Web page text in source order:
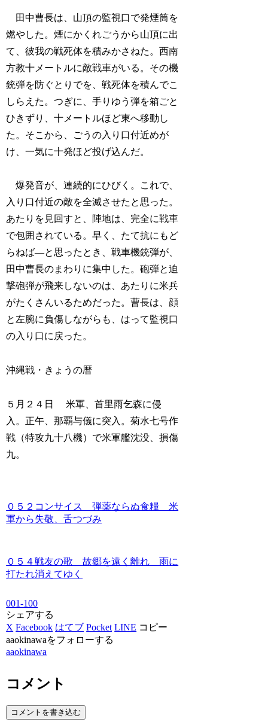
田中曹長は、山頂の監視口で発煙筒を
燃やした。煙にかくれごうから山頂に出
て、彼我の戦死体を積みかさねた。西南
方教十メートルに敵戦車がいる。その機
銃弾を防ぐとりでを、戦死体を積んでこ
しらえた。つぎに、手りゆう弾を箱ごと
ひきずり、十メートルほど東へ移動し
た。そこから、ごうの入り口付近めが
け、一気に十発ほど投げ込んだ。
爆発音が、連続的にひびく。これで、
入り口付近の敵を全滅させたと思った。
あたりを見回すと、陣地は、完全に戦車
で包囲されている。早く、たて抗にもど
らねば―と思ったとき、戦車機銃弾が、
田中曹長のまわりに集中した。砲弾と迫
撃砲弾が飛来しないのは、あたりに米兵
がたくさんいるためだった。曹長は、顔
と左腕に負傷しながらも、はって監視口
の入り口に戻った。
沖縄戦・きょうの暦
５月２４日 米軍、首里雨乞森に侵
入。正午、那覇与儀に突入。菊水七号作
戦（特攻九十八機）で米軍艦沈没、損傷
九。
０５２コンサイス 弾薬ならぬ食糧 米
軍から失敬、舌つづみ
０５４戦友の歌 故郷を遠く離れ 雨に
打たれ消えてゆく
001-100
シェアする
X Facebook はてブ Pocket LINE コピー
aaokinawaをフォローする
aaokinawa
コメント
コメントを書き込む